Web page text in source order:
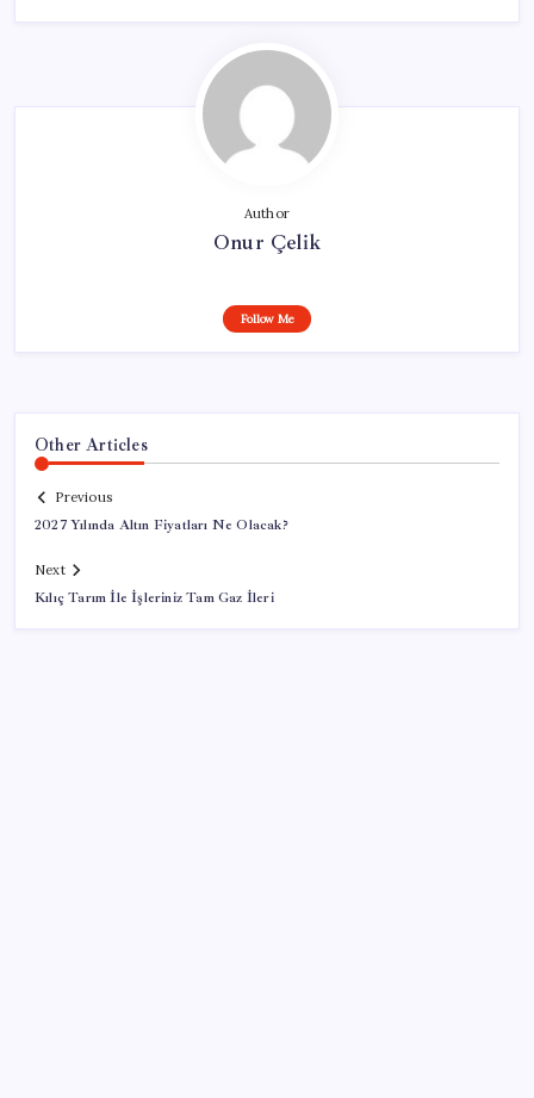
Author
Onur Çelik
Follow Me
Other Articles
Previous
2027 Yılında Altın Fiyatları Ne Olacak?
Next
Kılıç Tarım İle İşleriniz Tam Gaz İleri